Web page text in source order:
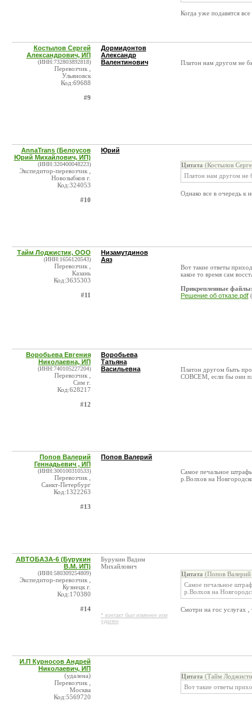
Когда уже подавятся
Костылов Сергей
Александрович, ИП
(ИНН:732803892818)
Перевозчик ,
Ульяновск
Код:69688
#9
Дормидонтов
Александр
Валентинович
Платон нам другом не
AnnaTrans (Белоусов
Юрий Михайлович, ИП)
(ИНН:320400048223)
Экспедитор-перевозчик ,
Новозыбков г.
Код:324053
#10
Юрий
Цитата (Костылов
Платон нам другом не
Однако все в очередь к
Тайм Лоджистик, ООО
(ИНН:1656120543)
Перевозчик ,
Казань
Код:3635303
#11
Низамутдинов
Аяз
Вот такие ответы
какое то время сам
Прикрепленные файлы:
Решение об отказе.pdf
Воробьева Евгения
Николаевна, ИП
(ИНН:740105227204)
Перевозчик ,
Сим г.
Код:628217
#12
Воробьева
Татьяна
Васильевна
Платон другом быть
СОВСЕМ, если бы они
Попов Валерий
Геннадьевич , ИП
(ИНН:300100310533)
Перевозчик ,
Санкт-Петербург
Код:1322263
#13
Попов Валерий
Самое печальное
р.Волхов на
АВТОБАЗА-6 (Бурукин
В.М. ИП)
(ИНН:580309254809)
Экспедитор-перевозчик ,
Кузнецк г.
Код:170380
#14
Бурукин Вадим
Михайлович
* контакт был изменен или
удален
Цитата (Попов
Самое печальное
р.Волхов на
Смотри на гос услугах ,
И.П Курносов Андрей
Николаевич, ИП
(удалена)
Перевозчик ,
Москва
Код:5569720
Цитата (Тайм
Вот такие ответы